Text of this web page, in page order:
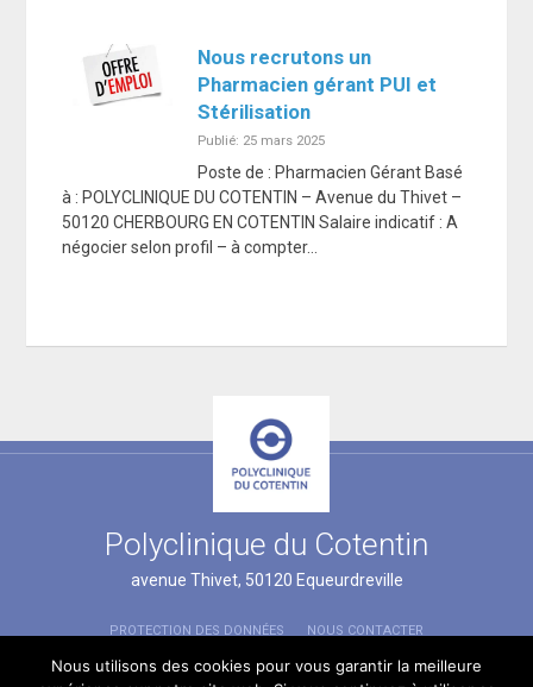
Nous recrutons un
Pharmacien gérant PUI et
Stérilisation
Publié: 25 mars 2025
Poste de : Pharmacien Gérant Basé
à : POLYCLINIQUE DU COTENTIN – Avenue du Thivet –
50120 CHERBOURG EN COTENTIN Salaire indicatif : A
négocier selon profil – à compter…
Polyclinique du Cotentin
avenue Thivet, 50120 Equeurdreville
PROTECTION DES DONNÉES
NOUS CONTACTER
© 2026Polyclinique du Cotentin
Nous utilisons des cookies pour vous garantir la meilleure